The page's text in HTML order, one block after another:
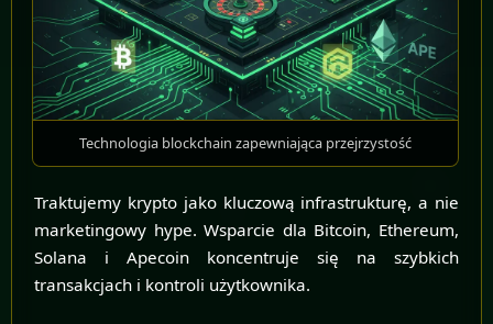
Technologia blockchain zapewniająca przejrzystość
Traktujemy krypto jako kluczową infrastrukturę, a nie
marketingowy hype. Wsparcie dla Bitcoin, Ethereum,
Solana i Apecoin koncentruje się na szybkich
transakcjach i kontroli użytkownika.